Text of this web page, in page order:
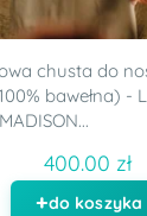
chusta do
bawełna) -
400.00 zł
do koszyka